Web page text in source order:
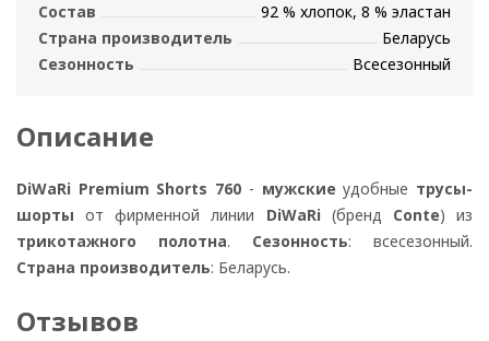
Состав
92 % хлопок, 8 % эластан
Страна производитель
Беларусь
Сезонность
Всесезонный
Описание
DiWaRi Premium Shorts 760 - мужскиеудобные трусы-
шорты от фирменной линии DiWaRi (бренд Conte) из
трикотажного полотна. Сезонность: всесезонный.
Страна производитель: Беларусь.
Отзывов